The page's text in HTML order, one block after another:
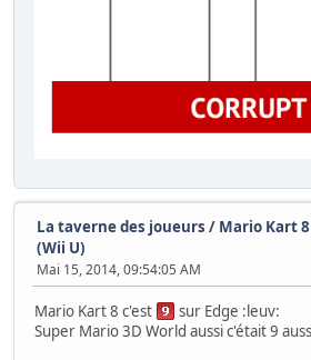
La taverne des joueurs / Mario Kart
(Wii U)
Mai 15, 2014, 09:54:05 AM
Mario Kart 8 c'est
sur Edge :leuv:
Super Mario 3D World aussi c'était 9